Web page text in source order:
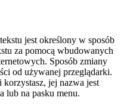
jest określony w sposób
za pomocą wbudowanych
Sposób zmiany
od używanej przeglądarki.
jej nazwa jest
lub na pasku menu.